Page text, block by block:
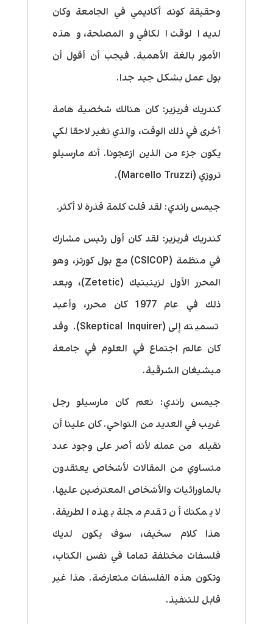
وحقيقة كونه أكاديمي في الجامعة وكان
لديه الوقت الكافي والمصلحة، وهذه
الأمور بالغة الأهمية. فيجب أن أقول أن
بول عمل بشكل جيد جدا.
كندريك فريزير: كان هنالك شخصية هامة
أخرى في ذلك الوقت، والذي تغير لاحقا لكي
يكون جزء من الذين ازعجونا. أنه مارسيلو
تروزي (Marcello Truzzi).
جيمس راندي: لقد قلت كلمة قذرة لا أكثر.
كندريك فريزير: لقد كان أول رئيس مشارك
في منظمة (CSICOP) مع بول كورتز، وهو
المحرر الأول لزيتيتيك (Zetetic)، وبعد
ذلك في عام 1977 كان محرر، وأعيد
تسميته إلى (Skeptical Inquirer). وقد
كان عالم اجتماع في العلوم في جامعة
ميشيغان الشرقية.
جيمس راندي:نعم كان مارسيلو رجل
غريب في العديد من النواحي. كان علينا أن
نقيله من عمله لأنه أصر على وجود عدد
متساوي من المقالات لأشخاص يعتقدون
بالماورائيات والأشخاص المعترضين عليها.
لا يمكنك أن تقدم مجلة بهذه الطريقة.
هذا كلام سخيف، سوف يكون لديك
فلسفات مختلفة تماما في نفس الكتاب،
وتكون هذه الفلسفات متعارضة. هذا غير
قابل للتنفيذ.